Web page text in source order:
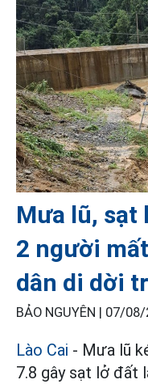
Mưa lũ, sạt
2 người
dân di dời
BẢO NGUYÊN | 07/08/
Lào Cai - Mưa lũ
7.8 gây sạt lở đất